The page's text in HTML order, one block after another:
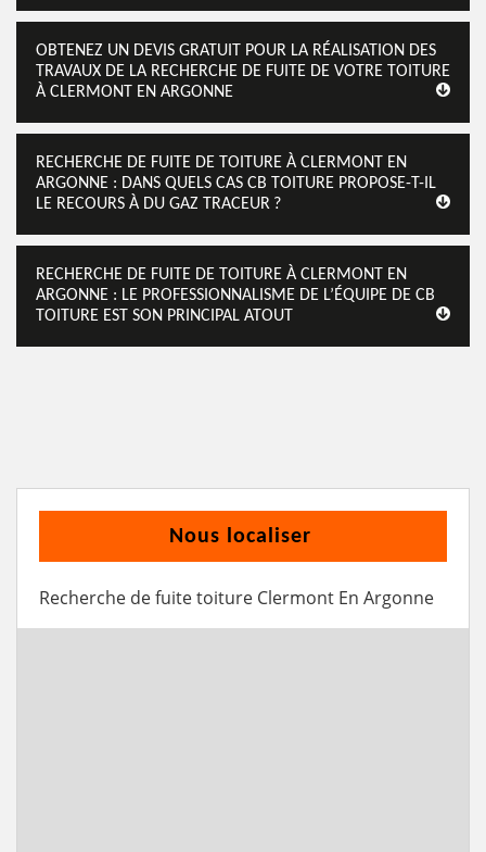
OBTENEZ UN DEVIS GRATUIT POUR LA RÉALISATION DES
TRAVAUX DE LA RECHERCHE DE FUITE DE VOTRE TOITURE
À CLERMONT EN ARGONNE
RECHERCHE DE FUITE DE TOITURE À CLERMONT EN
ARGONNE : DANS QUELS CAS CB TOITURE PROPOSE-T-IL
LE RECOURS À DU GAZ TRACEUR ?
RECHERCHE DE FUITE DE TOITURE À CLERMONT EN
ARGONNE : LE PROFESSIONNALISME DE L’ÉQUIPE DE CB
TOITURE EST SON PRINCIPAL ATOUT
Nous localiser
Recherche de fuite toiture Clermont En Argonne